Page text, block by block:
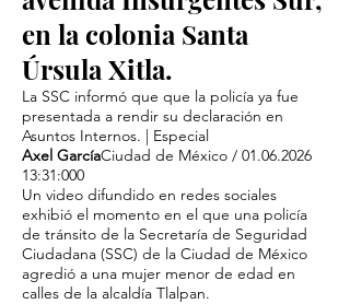
en la colonia Santa
Úrsula Xitla.
La SSC informó que que la policía ya fue
presentada a rendir su declaración en
Asuntos Internos. | Especial
Axel GarcíaCiudad de México / 01.06.2026
13:31:000
Un video difundido en redes sociales
exhibió el momento en el que una policía
de tránsito de la Secretaría de Seguridad
Ciudadana (SSC) de la Ciudad de México
agredió a una mujer menor de edad en
calles de la alcaldía Tlalpan.